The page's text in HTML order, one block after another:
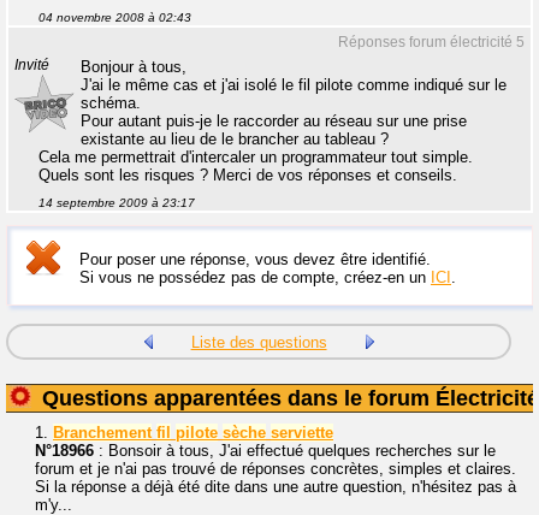
04 novembre 2008 à 02:43
Réponses forum électricité 5
Invité
Bonjour à tous,
J'ai le même cas et j'ai isolé le fil pilote comme indiqué sur le
schéma.
Pour autant puis-je le raccorder au réseau sur une prise
existante au lieu de le brancher au tableau ?
Cela me permettrait d'intercaler un programmateur tout simple.
Quels sont les risques ? Merci de vos réponses et conseils.
14 septembre 2009 à 23:17
Pour poser une réponse, vous devez être identifié.
Si vous ne possédez pas de compte, créez-en un ICI .
Liste des questions
Questions apparentées dans le forum Électricité
1. Branchement fil pilote sèche serviette
N°18966 : Bonsoir à tous, J'ai effectué quelques recherches sur le
forum et je n'ai pas trouvé de réponses concrètes, simples et claires.
Si la réponse a déjà été dite dans une autre question, n'hésitez pas à
m'y...